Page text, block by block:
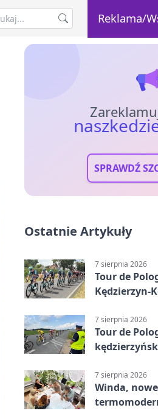
Reklama/
SPRAWDŹ
Ostatnie Artykuły
7 sierpnia 2026
Tour de
Kędzierzyn-
7 sierpnia 2026
Tour de
7 sierpnia 2026
Winda,